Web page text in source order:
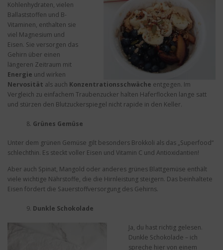
Kohlenhydraten, vielen
Ballaststoffen und B-
Vitaminen, enthalten sie
viel Magnesium und
Eisen. Sie versorgen das
Gehirn über einen
längeren Zeitraum mit
Energie und wirken
Nervosität als auch Konzentrationsschwäche entgegen. Im
Vergleich zu einfachem Traubenzucker halten Haferflocken lange satt
und stürzen den Blutzuckerspiegel nicht rapide in den Keller.
Grünes Gemüse
Unter dem grünen Gemüse gilt besonders Brokkoli als das „Superfood“
schlechthin. Es steckt voller Eisen und Vitamin C und Antioxidantien!
Aber auch Spinat, Mangold oder anderes grünes Blattgemüse enthält
viele wichtige Nährstoffe, die die Hirnleistung steigern. Das beinhaltete
Eisen fördert die Sauerstoffversorgung des Gehirns.
Dunkle Schokolade
Ja, du hast richtig gelesen.
Dunkle Schokolade – ich
spreche hier von einem